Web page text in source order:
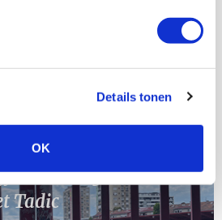
Details tonen
OK
in grauwe bak
Tadic